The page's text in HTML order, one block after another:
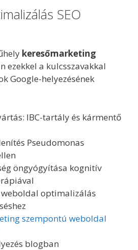
SEO
keresőmarketing
ezekkel a kulcsszavakkal
Google-helyezésének
IBC-tartály és kármentő
Pseudomonas
öngyógyítása kognitív
weboldal optimalizálás
szempontú weboldal
blogban